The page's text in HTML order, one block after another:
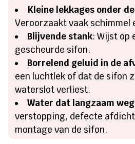
Kleine lekkages onder
Veroorzaakt vaak schimmel
Blijvende stank: Wijst op
gescheurde sifon.
Borrelend geluid in de
een luchtlek of dat de sifon
waterslot verliest.
Water dat langzaam
verstopping, defecte
montage van de sifon.